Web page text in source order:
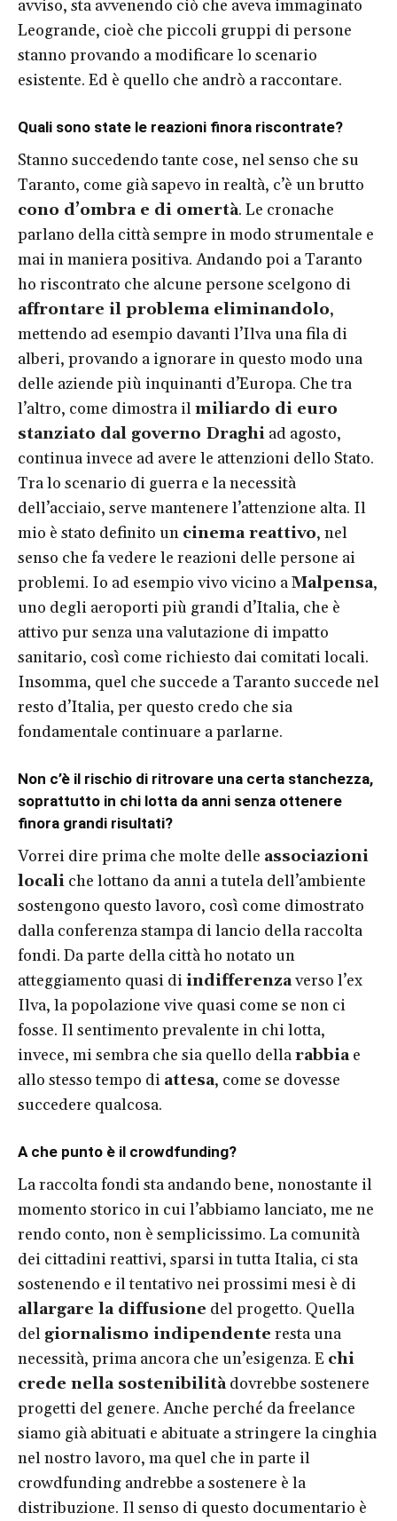
avviso, sta avvenendo ciò che aveva immaginato
Leogrande, cioè che piccoli gruppi di persone
stanno provando a modificare lo scenario
esistente. Ed è quello che andrò a raccontare.
Quali sono state le reazioni finora riscontrate?
Stanno succedendo tante cose, nel senso che su
Taranto, come già sapevo in realtà, c’è un brutto
cono d’ombra e di omertà. Le cronache
parlano della città sempre in modo strumentale e
mai in maniera positiva. Andando poi a Taranto
ho riscontrato che alcune persone scelgono di
affrontare il problema eliminandolo,
mettendo ad esempio davanti l’Ilva una fila di
alberi, provando a ignorare in questo modo una
delle aziende più inquinanti d’Europa. Che tra
l’altro, come dimostra ilmiliardo di euro
stanziato dal governo Draghi ad agosto,
continua invece ad avere le attenzioni dello Stato.
Tra lo scenario di guerra e la necessità
dell’acciaio, serve mantenere l’attenzione alta. Il
mio è stato definito un cinema reattivo, nel
senso che fa vedere le reazioni delle persone ai
problemi. Io ad esempio vivo vicino aMalpensa,
uno degli aeroporti più grandi d’Italia, che è
attivo pur senza una valutazione di impatto
sanitario, così come richiesto dai comitati locali.
Insomma, quel che succede a Taranto succede nel
resto d’Italia, per questo credo che sia
fondamentale continuare a parlarne.
Non c’è il rischio di ritrovare una certa stanchezza,
soprattutto in chi lotta da anni senza ottenere
finora grandi risultati?
Vorrei dire prima che molte delle associazioni
locali che lottano da anni a tutela dell’ambiente
sostengono questo lavoro, così come dimostrato
dalla conferenza stampa di lancio della raccolta
fondi. Da parte della città ho notato un
atteggiamento quasi diindifferenzaverso l’ex
Ilva, la popolazione vive quasi come se non ci
fosse. Il sentimento prevalente in chi lotta,
invece, mi sembra che sia quello dellarabbiae
allo stesso tempo di attesa, come se dovesse
succedere qualcosa.
A che punto è il crowdfunding?
La raccolta fondi sta andando bene, nonostante il
momento storico in cui l’abbiamo lanciato, me ne
rendo conto, non è semplicissimo. La comunità
dei cittadini reattivi, sparsi in tutta Italia, ci sta
sostenendo e il tentativo nei prossimi mesi è di
allargare la diffusione del progetto. Quella
del giornalismo indipendente resta una
necessità, prima ancora che un’esigenza. E chi
crede nella sostenibilitàdovrebbe sostenere
progetti del genere. Anche perché da freelance
siamo già abituati e abituate a stringere la cinghia
nel nostro lavoro, ma quel che in parte il
crowdfunding andrebbe a sostenere è la
distribuzione. Il senso di questo documentario è